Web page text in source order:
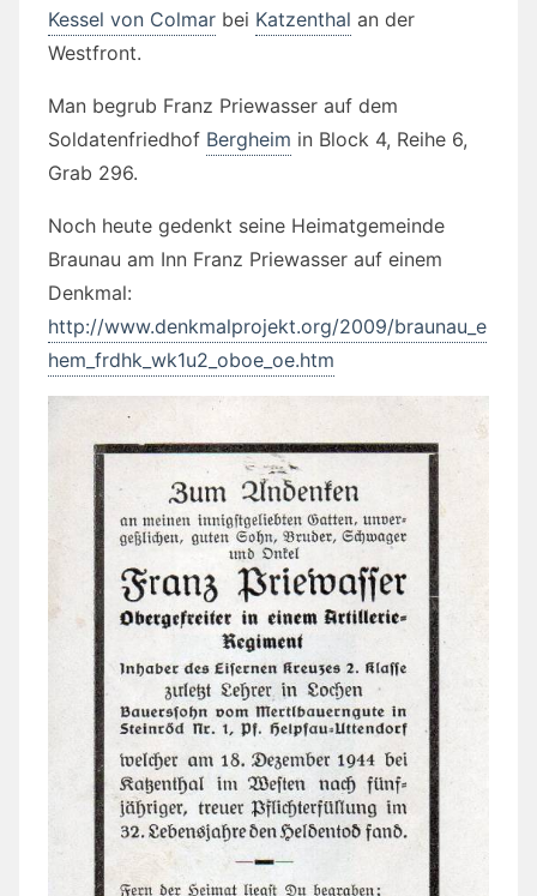
Kessel von Colmar bei Katzenthal an der
Westfront.
Man begrub Franz Priewasser auf dem
Soldatenfriedhof Bergheim in Block 4, Reihe 6,
Grab 296.
Noch heute gedenkt seine Heimatgemeinde
Braunau am Inn Franz Priewasser auf einem
Denkmal:
http://www.denkmalprojekt.org/2009/braunau_e
hem_frdhk_wk1u2_oboe_oe.htm